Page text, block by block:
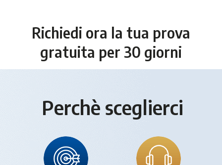
Richiedi ora la tua prova
gratuita per 30 giorni
Perchè sceglierci